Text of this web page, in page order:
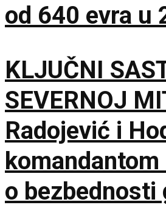
od 640 evra u
KLJUČNI
SEVERNOJ
Radojević i
komandantom
o bezbednosti